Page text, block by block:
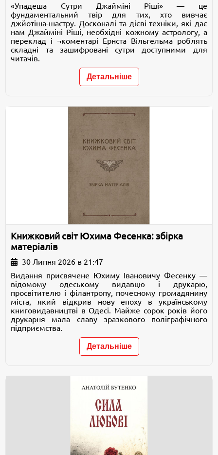
«Упадеша Сутри Джайміні Ріші» — це
фундаментальний твір для тих, хто вивчає
джйотіша-шастру. Досконалі та дієві техніки, які дає
нам Джайміні Ріші, необхідні кожному астрологу, а
переклад і ¬коментарі Ернста Вільгельма роблять
складні та зашифровані сутри доступними для
читачів.
Детальніше
Книжковий світ Юхима Фесенка: збірка
матеріалів
30 Липня 2026 в 21:47
Видання присвячене Юхиму Івановичу Фесенку —
відомому одеському видавцю і друкарю,
просвітителю і філантропу, почесному громадянину
міста, який відкрив нову епоху в українському
книговидавництві в Одесі. Майже сорок років його
друкарня мала славу зразкового поліграфічного
підприємства.
Детальніше